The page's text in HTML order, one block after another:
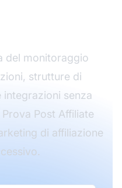
del monitoraggio
strutture di
integrazioni senza
Post Affiliate
di affiliazione